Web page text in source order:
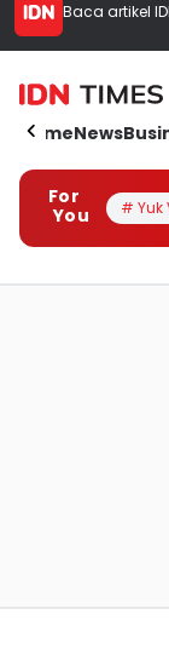
Baca artikel
HomeNews
For
You
# Yuk